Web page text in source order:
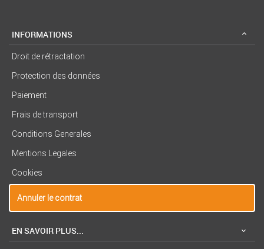
INFORMATIONS
Droit de rétractation
Protection des données
Paiement
Frais de transport
Conditions Generales
Mentions Legales
Cookies
Annuler le contrat
EN SAVOIR PLUS...